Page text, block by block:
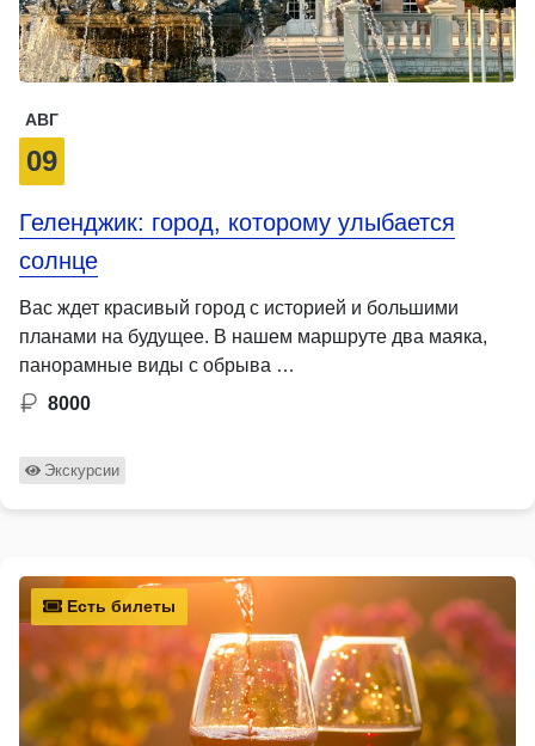
АВГ
09
Геленджик: город, которому улыбается
солнце
Вас ждет красивый город с историей и большими
планами на будущее. В нашем маршруте два маяка,
панорамные виды с обрыва …
8000
Экскурсии
Есть билеты